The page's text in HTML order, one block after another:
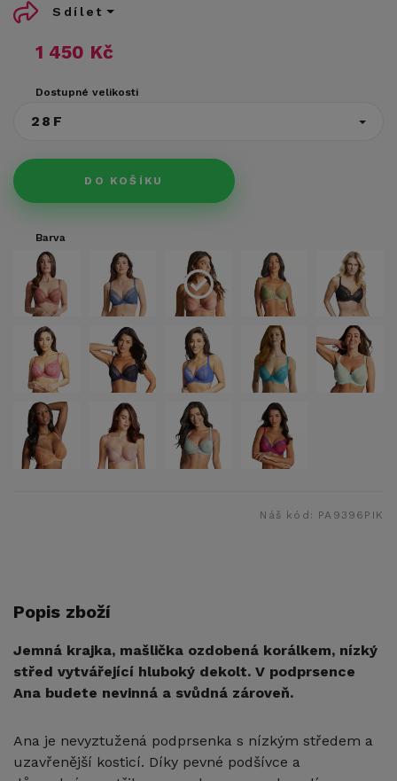
1 450 Kč
Dostupné velikosti
28F
DO KOŠÍKU
Sdílet
Barva
Náš kód: PA9396PIK
Popis zboží
Jemná krajka, mašlička ozdobená korálkem, nízký
střed vytvářející hluboký dekolt. V podprsence
Ana budete nevinná a svůdná zároveň.
Ana je nevyztužená podprsenka s nízkým středem a
uzavřenější kosticí. Díky pevné podšívce a